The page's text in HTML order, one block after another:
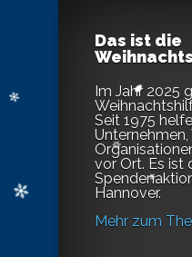
Das ist die
Im Jahr 2025
Seit 1975
Unternehmen,
vor Ort. Es ist
Hannover.
Mehr zum